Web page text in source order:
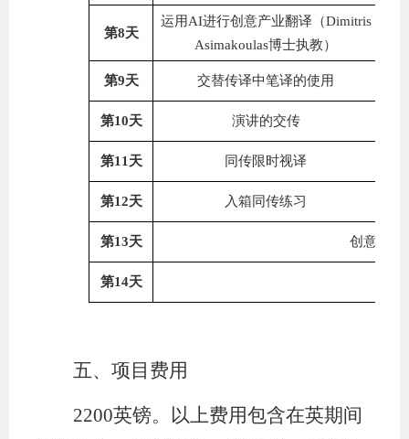
第8天
运用AI进行创意产业翻译（Dimitris
Asimakoulas博士执教）
第9天 交替传译中笔译的使用
第10天 演讲的交传
第11 天 同传限时视译
第12天 入箱同传练习
第13天 创意产业
第14天
五、 项目费用
2200英镑。以上费用包含在英期间